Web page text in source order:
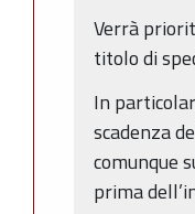
Verrà
titolo di
In
scadenza
comunque
prima